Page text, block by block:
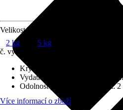
Velikost balení
2 kg
5 kg
č. výrobku
Krycí schopnost
2 - vysoká
Vydatnost při jednom nátěru
7
Odolnost proti otěru za mokra:2
Více informací o zboží